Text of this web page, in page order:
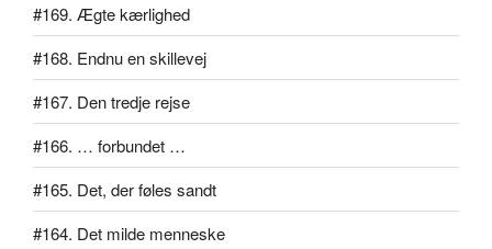
#169. Ægte kærlighed
#168. Endnu en skillevej
#167. Den tredje rejse
#166. … forbundet …
#165. Det, der føles sandt
#164. Det milde menneske